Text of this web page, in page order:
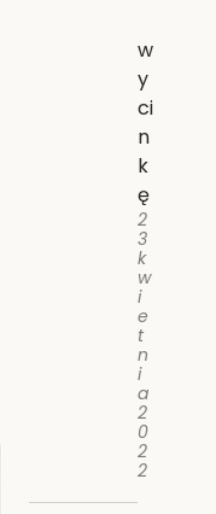
w
y
ci
n
k
ę
2
3
k
w
i
e
t
n
i
a
2
0
2
2